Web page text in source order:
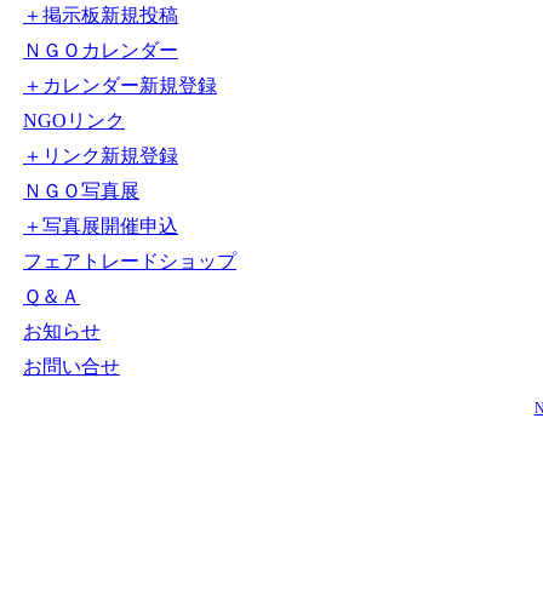
＋掲示板新規投稿
ＮＧＯカレンダー
＋カレンダー新規登録
NGOリンク
＋リンク新規登録
ＮＧＯ写真展
＋写真展開催申込
フェアトレードショップ
Ｑ＆Ａ
お知らせ
お問い合せ